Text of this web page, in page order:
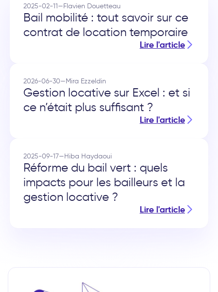
2025-02-11—Flavien Douetteau
Bail mobilité : tout savoir sur ce
contrat de location temporaire
Lire l'article
2026-06-30—Mira Ezzeldin
Gestion locative sur Excel : et si
ce n’était plus suffisant ?
Lire l'article
2025-09-17—Hiba Haydaoui
Réforme du bail vert : quels
impacts pour les bailleurs et la
gestion locative ?
Lire l'article